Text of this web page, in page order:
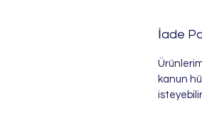
İade
kanun